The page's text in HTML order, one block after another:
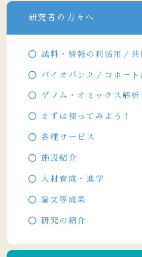
研究者の方々へ
試料・情報の利活用／共
バイオバンク／コホート
ゲノム・オミックス解析
まずは使ってみよう！
各種サービス
施設紹介
人材育成・進学
論文等成果
研究の紹介